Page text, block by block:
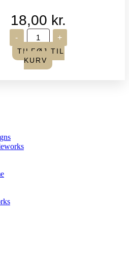
18,00 kr.
-
Gütermann
Ritråd
-
gul
-
+
TILFØJ TIL
KURV